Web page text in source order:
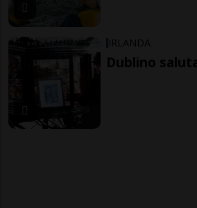
IRLANDA
Dublino